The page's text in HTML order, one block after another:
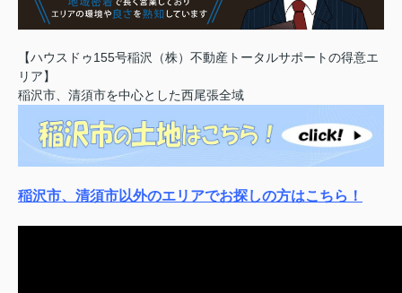
【ハウスドゥ155号稲沢（株）不動産トータルサポートの得意エ
リア】
稲沢市、清須市を中心とした西尾張全域
稲沢市、清須市以外のエリアでお探しの方はこちら！